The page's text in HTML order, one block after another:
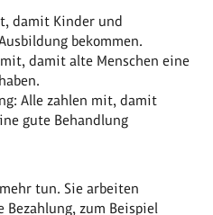
damit Kinder und
bekommen.
damit alte Menschen eine
Alle zahlen mit, damit
gute Behandlung
tun. Sie arbeiten
zum Beispiel